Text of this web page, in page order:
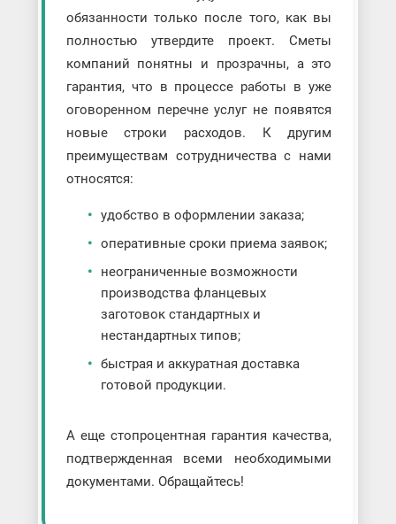
обязанности только после того, как вы
полностью утвердите проект. Сметы
компаний понятны и прозрачны, а это
гарантия, что в процессе работы в уже
оговоренном перечне услуг не появятся
новые строки расходов. К другим
преимуществам сотрудничества с нами
относятся:
удобство в оформлении заказа;
оперативные сроки приема заявок;
неограниченные возможности
производства фланцевых
заготовок стандартных и
нестандартных типов;
быстрая и аккуратная доставка
готовой продукции.
А еще стопроцентная гарантия качества,
подтвержденная всеми необходимыми
документами. Обращайтесь!